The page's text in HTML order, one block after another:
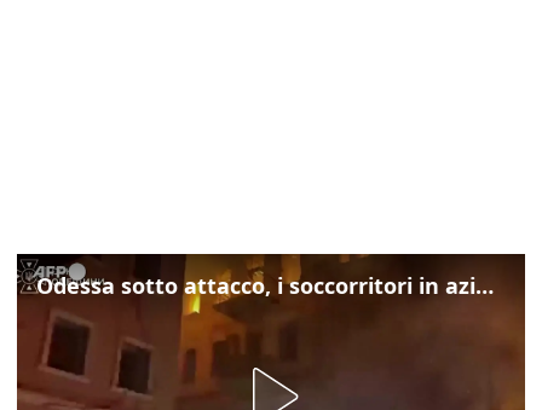
Odessa sotto attacco, i soccorritori in azione